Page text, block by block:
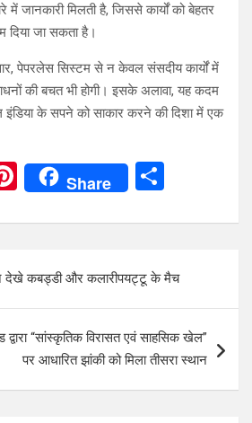
जानकारी मिलती है, जिससे कार्यों को बेहतर
जा सकता है।
पेपरलेस सिस्टम से न केवल संसदीय कार्यों में
की बचत भी होगी। इसके अलावा, यह कदम
इंडिया के सपने को साकार करने की दिशा में एक
Pi
er
es
t
Share
ar
e
देखे कबड्डी और कलारीपयट्टू के मैच
“सांस्कृतिक विरासत एवं साहसिक खेल”
पर आधारित झांकी को मिला तीसरा स्थान